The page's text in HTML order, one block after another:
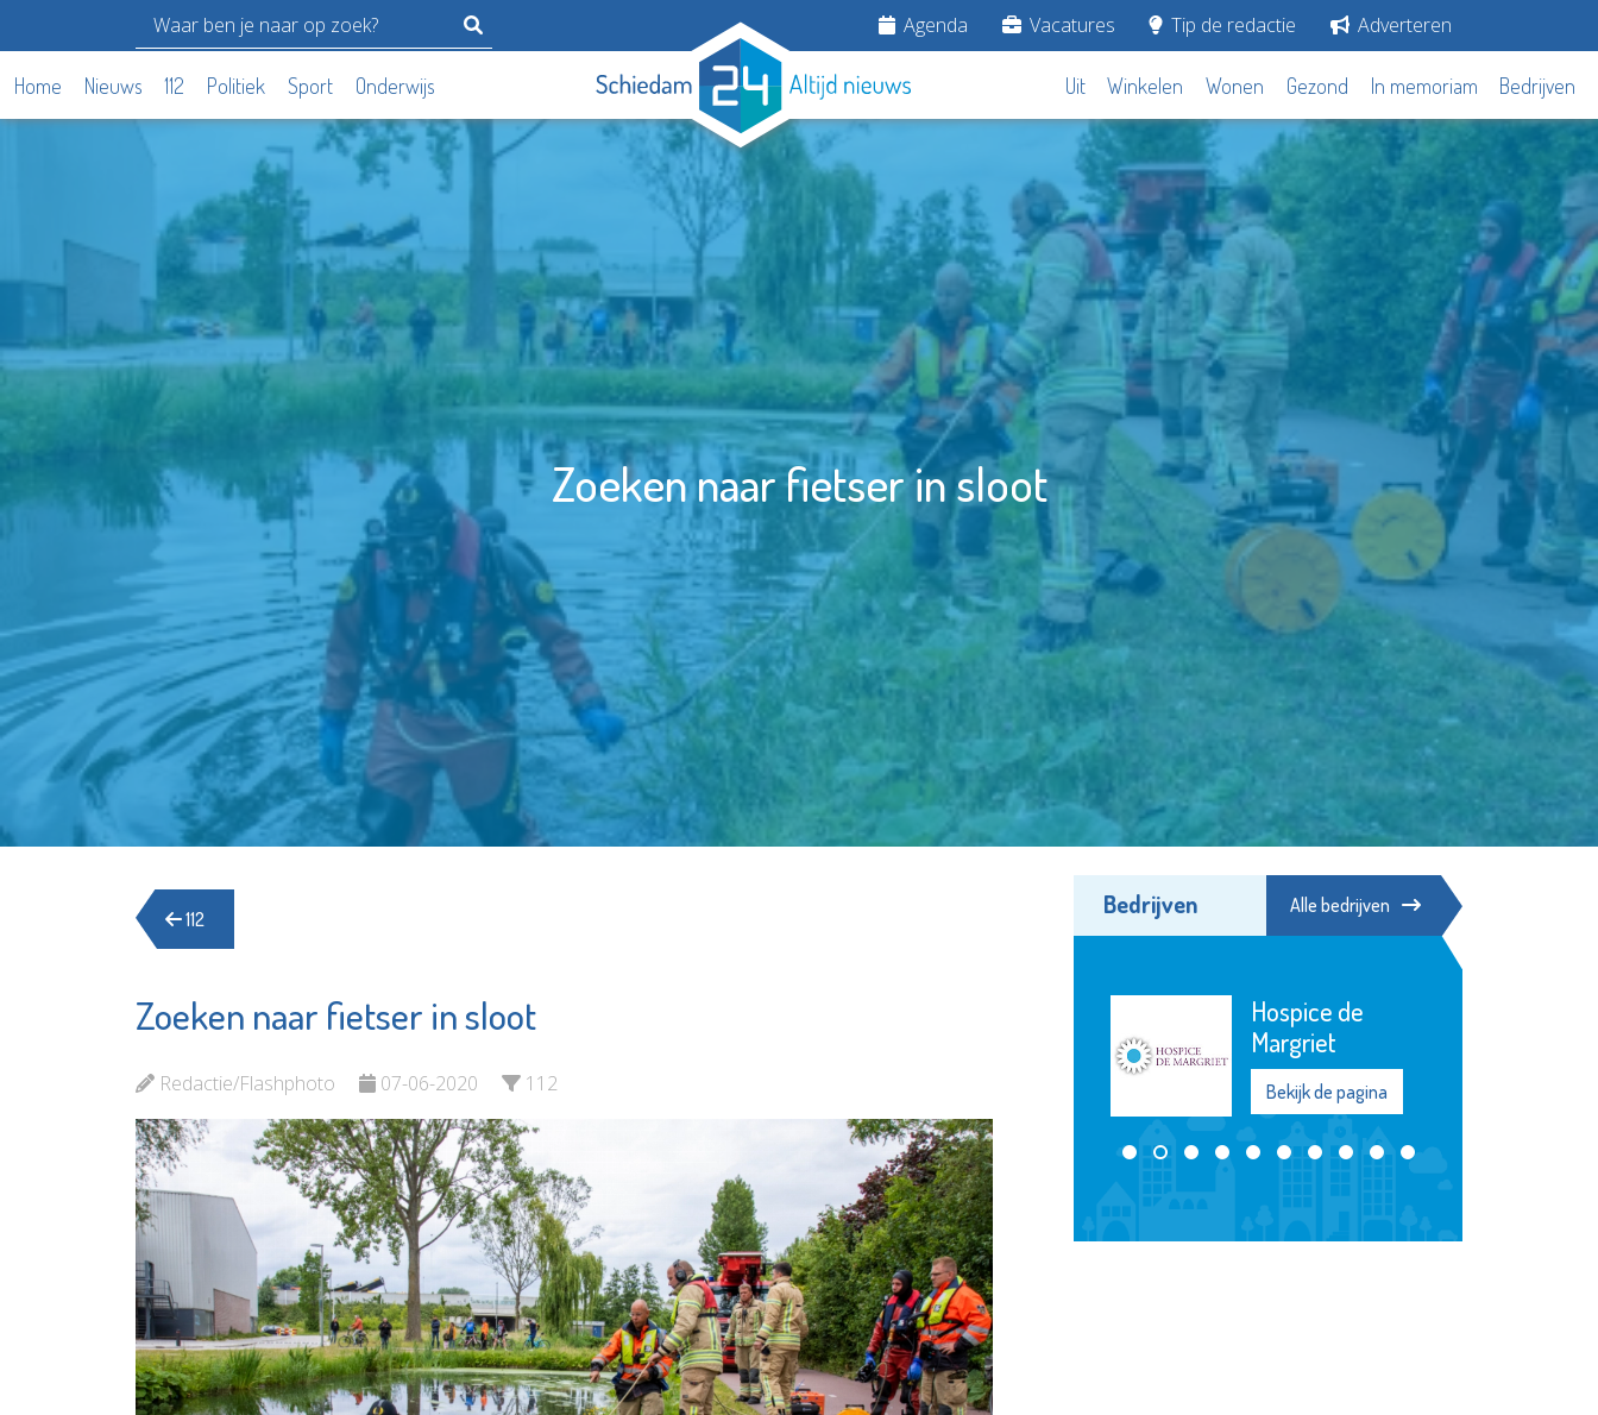
Agenda Vacatures Tip de redactie Adverteren
Home Nieuws 112 Politiek Sport Onderwijs Uit Winkelen Wonen Gezond In memoriam Bedrijven
Zoeken naar fietser in sloot
112
Zoeken naar fietser in sloot
Redactie/Flashphoto 07-06-2020 112
Bedrijven Alle bedrijven
YETS Foundation
Bekijk de pagina
Sir Winston Fun
& Games
Schiedam
Bekijk de pagina
Het Schiedams
Boekhuis
Bekijk de pagina